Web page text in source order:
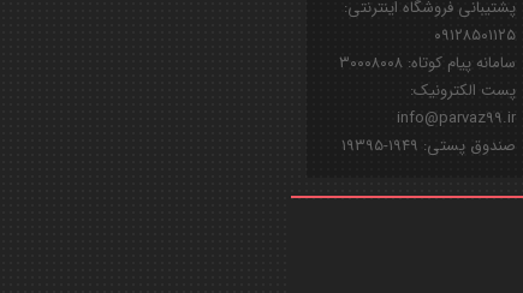
پشتیبانی فروشگاه اینترنتی:
۰۹۱۲۸۵۰۱۱۲۵
سامانه پیام کوتاه: ۳۰۰۰۸۰۰۸
پست الکترونیک:
info@parvaz99.ir
صندوق پستی: ۱۹۴۹-۱۹۳۹۵